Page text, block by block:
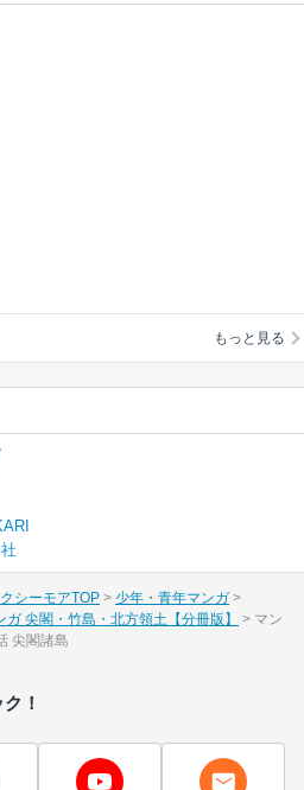
もっと見る
シーモアTOP
少年・青年マンガ
ガ 尖閣・竹島・北方領土【分冊版】
マン
尖閣諸島
！